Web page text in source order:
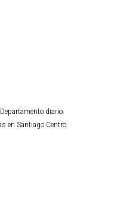
diario.
en Santiago Centro.